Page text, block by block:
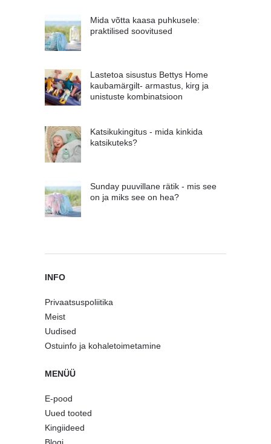
Mida võtta kaasa puhkusele:
praktilised soovitused
Lastetoa sisustus Bettys Home
kaubamärgilt- armastus, kirg ja
unistuste kombinatsioon
Katsikukingitus - mida kinkida
katsikuteks?
Sunday puuvillane rätik - mis see
on ja miks see on hea?
INFO
Privaatsuspoliitika
Meist
Uudised
Ostuinfo ja kohaletoimetamine
MENÜÜ
E-pood
Uued tooted
Kingiideed